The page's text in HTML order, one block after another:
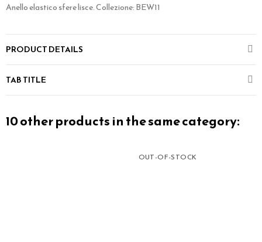
Anello elastico sfere lisce. Collezione: BEW11
PRODUCT DETAILS
TAB TITLE
10 other products in the same category:
OUT-OF-STOCK